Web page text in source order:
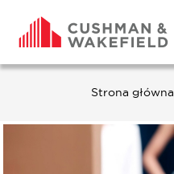
Strona główna